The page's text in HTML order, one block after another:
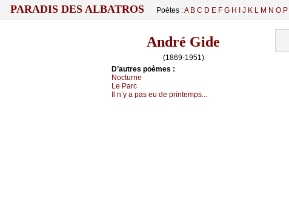
PARADIS DES ALBATROS Poètes :A B C D E F G H J K L M N O P
André Gide
(1869-1951)
D’autrеs pоèmеs :
Νосturnе
Lе Ρаrс
Ιl n’у а pаs еu dе printеmps...